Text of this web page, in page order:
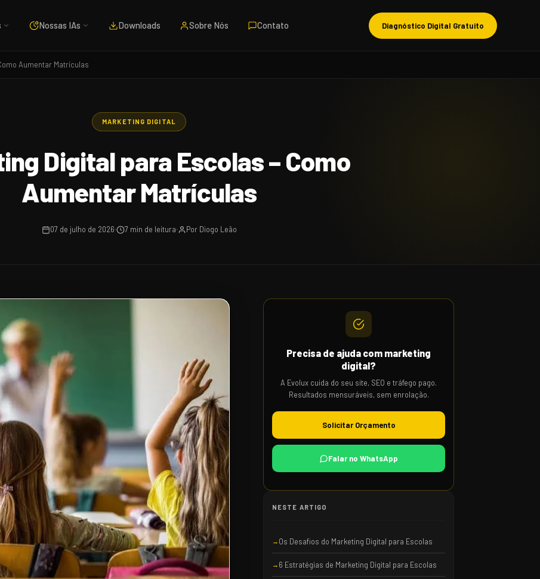
Nossas IAs Downloads Sobre Nós Contato Diagnóstico Digital Gratuito
Aumentar Matrículas
MARKETING DIGITAL
Digital para Escolas – Como
Aumentar Matrículas
07 de julho de 2026 7 min de leitura Por Diogo Leão
Precisa de ajuda com marketing
digital?
A Evolux cuida do seu site, SEO e tráfego pago.
Resultados mensuráveis, sem enrolação.
Solicitar Orçamento
Falar no WhatsApp
NESTE ARTIGO
Os Desafios do Marketing Digital para Escolas
6 Estratégias de Marketing Digital para Escolas